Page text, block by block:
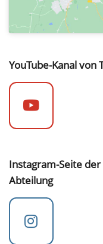
YouTube-Kanal von
Instagram-Seite
Abteilung